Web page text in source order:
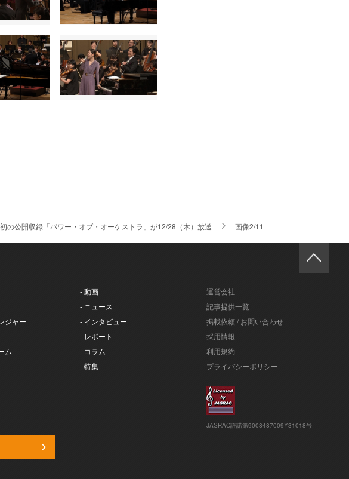
の公開収録「パワー・オブ・オーケストラ」が12/28（木）放送 画像2/11
ジャー
ム
- 動画
- ニュース
- インタビュー
- レポート
- コラム
- 特集
運営会社
記事提供一覧
掲載依頼 / お問い合わせ
採用情報
利用規約
プライバシーポリシー
JASRAC許諾第9008487009Y31018号